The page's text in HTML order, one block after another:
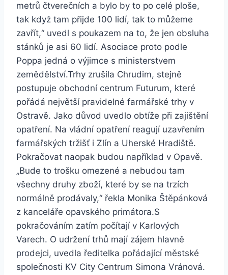
metrů čtverečních a bylo by to po celé ploše,
tak když tam přijde 100 lidí, tak to můžeme
zavřít,“ uvedl s poukazem na to, že jen obsluha
stánků je asi 60 lidí. Asociace proto podle
Poppa jedná o výjimce s ministerstvem
zemědělství.Trhy zrušila Chrudim, stejně
postupuje obchodní centrum Futurum, které
pořádá největší pravidelné farmářské trhy v
Ostravě. Jako důvod uvedlo obtíže při zajištění
opatření. Na vládní opatření reagují uzavřením
farmářských tržišť i Zlín a Uherské Hradiště.
Pokračovat naopak budou například v Opavě.
„Bude to trošku omezené a nebudou tam
všechny druhy zboží, které by se na trzích
normálně prodávaly,“ řekla Monika Štěpánková
z kanceláře opavského primátora.S
pokračováním zatím počítají v Karlových
Varech. O udržení trhů mají zájem hlavně
prodejci, uvedla ředitelka pořádající městské
společnosti KV City Centrum Simona Vránová.